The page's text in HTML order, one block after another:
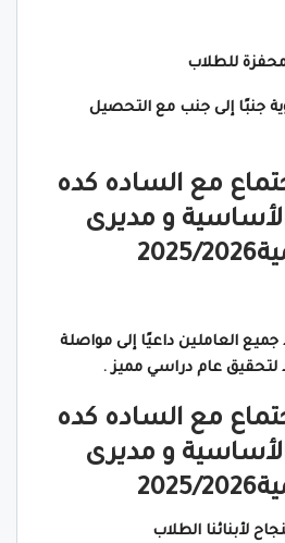
للطلاب
جنبًا إلى جنب مع التحصيل
مع الساده كده
و مديرى
العاملين داعيًا إلى مواصلة
لتحقيق عام دراسي مميز .
مع الساده كده
و مديرى
لأبنائنا الطلاب